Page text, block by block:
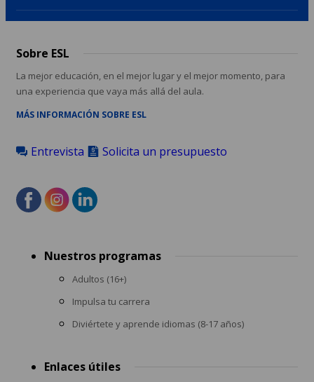
Sobre ESL
La mejor educación, en el mejor lugar y el mejor momento, para
una experiencia que vaya más allá del aula.
MÁS INFORMACIÓN SOBRE ESL
Entrevista Solicita un presupuesto
menuNuestros programas
Adultos (16+)
Impulsa tu carrera
Diviértete y aprende idiomas (8-17 años)
Enlaces útiles